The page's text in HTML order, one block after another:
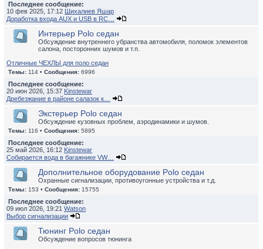
Последнее сообщение:
10 фев 2025, 17:12 Шихалиев Яшар
Доработка входа AUX и USB в RC…
Интерьер Polo седан
Обсуждение внутреннего убранства автомобиля, поломок элементов
салона, посторонних шумов и т.п.
Отличные ЧЕХЛЫ для поло седан
Темы: 114 • Сообщения: 6996
Последнее сообщение:
20 июн 2026, 15:37 Kinstewar
Дребезжание в районе салазок к…
Экстерьер Polo седан
Обсуждение кузовных проблем, аэродинамики и шумов.
Темы: 116 • Сообщения: 5895
Последнее сообщение:
25 май 2026, 16:12 Kinstewar
Собирается вода в багажнике VW…
Дополнительное оборудование Polo седан
Охранные сигнализации, противоугонные устройства и т.д.
Темы: 153 • Сообщения: 15755
Последнее сообщение:
09 июл 2026, 19:21 Watson
Выбор сигнализации
Тюнинг Polo седан
Обсуждение вопросов тюнинга